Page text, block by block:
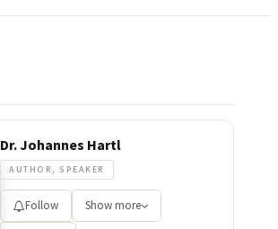
Dr. Johannes Hartl
AUTHOR, SPEAKER
Follow Show more